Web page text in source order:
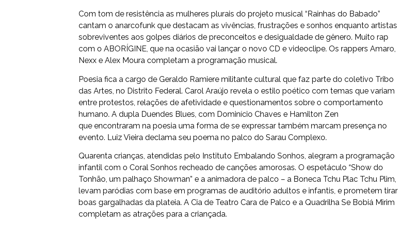
Com tom de resistência as mulheres plurais do projeto musical “Rainhas do Babado”
cantam o anarcofunk que destacam as vivências, frustrações e sonhos enquanto artistas
sobreviventes aos golpes diários de preconceitos e desigualdade de gênero. Muito rap
com o ABORÍGINE, que na ocasião vai lançar o novo CD e videoclipe. Os rappers Amaro,
Nexx e Alex Moura completam a programação musical.
Poesia fica a cargo de Geraldo Ramiere militante cultural que faz parte do coletivo Tribo
das Artes, no Distrito Federal. Carol Araújo revela o estilo poético com temas que variam
entre protestos, relações de afetividade e questionamentos sobre o comportamento
humano. A dupla Duendes Blues, com Dominício Chaves e Hamilton Zen
que encontraram na poesia uma forma de se expressar também marcam presença no
evento. Luiz Vieira declama seu poema no palco do Sarau Complexo.
Quarenta crianças, atendidas pelo Instituto Embalando Sonhos, alegram a programação
infantil com o Coral Sonhos recheado de canções amorosas. O espetáculo “Show do
Tonhão, um palhaço Showman” e a animadora de palco – a Boneca Tchu Plac Tchu Plim,
levam paródias com base em programas de auditório adultos e infantis, e prometem tirar
boas gargalhadas da plateia. A Cia de Teatro Cara de Palco e a Quadrilha Se Bobiá Mirim
completam as atrações para a criançada.